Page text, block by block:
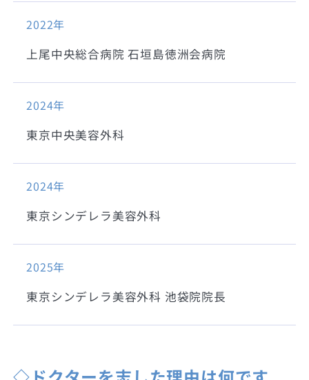
2022年
上尾中央総合病院 石垣島徳洲会病院
2024年
東京中央美容外科
2024年
東京シンデレラ美容外科
2025年
東京シンデレラ美容外科 池袋院院長